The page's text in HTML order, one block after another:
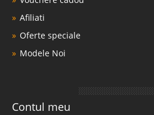
Afiliati
Oferte speciale
Modele Noi
Contul meu